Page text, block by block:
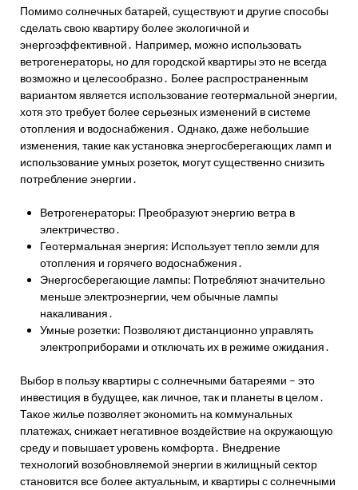
Помимо солнечных батарей, существуют и другие способы
сделать свою квартиру более экологичной и
энергоэффективной․ Например, можно использовать
ветрогенераторы, но для городской квартиры это не всегда
возможно и целесообразно․ Более распространенным
вариантом является использование геотермальной энергии,
хотя это требует более серьезных изменений в системе
отопления и водоснабжения․ Однако, даже небольшие
изменения, такие как установка энергосберегающих ламп и
использование умных розеток, могут существенно снизить
потребление энергии․
Ветрогенераторы: Преобразуют энергию ветра в
электричество․
Геотермальная энергия: Использует тепло земли для
отопления и горячего водоснабжения․
Энергосберегающие лампы: Потребляют значительно
меньше электроэнергии, чем обычные лампы
накаливания․
Умные розетки: Позволяют дистанционно управлять
электроприборами и отключать их в режиме ожидания․
Выбор в пользу квартиры с солнечными батареями – это
инвестиция в будущее, как личное, так и планеты в целом․
Такое жилье позволяет экономить на коммунальных
платежах, снижает негативное воздействие на окружающую
среду и повышает уровень комфорта․ Внедрение
технологий возобновляемой энергии в жилищный сектор
становится все более актуальным, и квартиры с солнечными